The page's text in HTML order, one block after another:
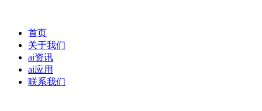
首页
关于我们
ai资讯
ai应用
联系我们